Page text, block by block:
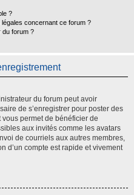
?
concernant ce forum ?
du forum ?
du forum peut avoir
de s’enregistrer pour poster des
permet de bénéficier de
aux invités comme les avatars
de courriels aux autres membres,
d’un compte est rapide et vivement